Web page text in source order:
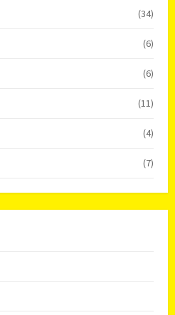
(34)
(6)
(6)
(11)
(4)
(7)